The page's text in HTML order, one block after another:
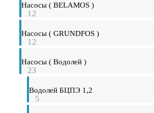
Насосы ( BELAMOS )
12
Насосы ( GRUNDFOS )
12
Насосы ( Водолей )
23
Водолей БЦПЭ 1,2
5